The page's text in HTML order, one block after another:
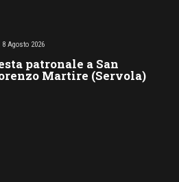
8 Agosto 2026
patronale a San
Martire (Servola)